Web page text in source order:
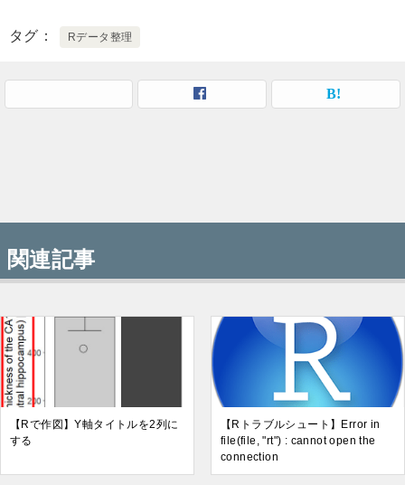
タグ Rデータ整理
関連記事
【Rで作図】Y軸タイトルを2列に
する
【Rトラブルシュート】Error in
file(file, "rt") : cannot open the
connection